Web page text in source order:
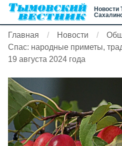
Новости
Главная Новости
Спас: народные приметы,
19 августа 2024 года